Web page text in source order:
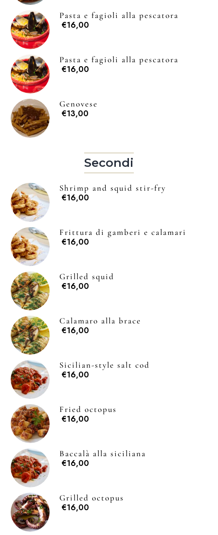
Pasta e fagioli alla pescatora
€16,00
Pasta e fagioli alla pescatora
€16,00
Genovese
€13,00
Secondi
Shrimp and squid stir-fry
€16,00
Frittura di gamberi e calamari
€16,00
Grilled squid
€16,00
Calamaro alla brace
€16,00
Sicilian-style salt cod
€16,00
Fried octopus
€16,00
Baccalà alla siciliana
€16,00
Grilled octopus
€16,00
News &
Prenota un
Aperti tutti i giorni 12:00 – 15:30 | 19:00 –